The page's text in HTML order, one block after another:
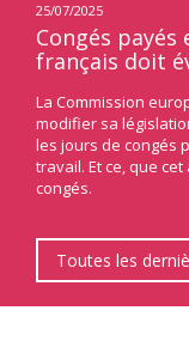
25/07/2025
Congés
français doit
La Commission
modifier sa
les jours de congés
travail. Et ce, que
congés.
Toutes les